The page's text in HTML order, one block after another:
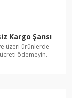
Kargo Şansı
üzeri ürünlerde
ödemeyin.